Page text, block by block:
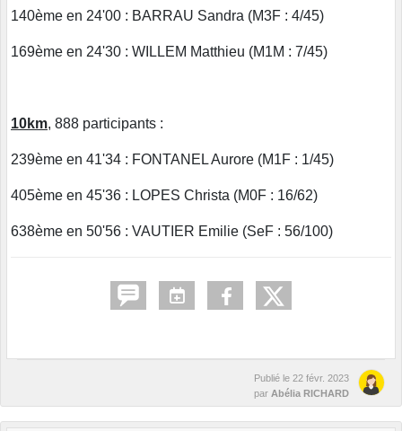
140ème en 24'00 : BARRAU Sandra (M3F : 4/45)
169ème en 24'30 : WILLEM Matthieu (M1M : 7/45)
10km, 888 participants :
239ème en 41'34 : FONTANEL Aurore (M1F : 1/45)
405ème en 45'36 : LOPES Christa (M0F : 16/62)
638ème en 50'56 : VAUTIER Emilie (SeF : 56/100)
Publié le 22 févr. 2023
par Abélia RICHARD